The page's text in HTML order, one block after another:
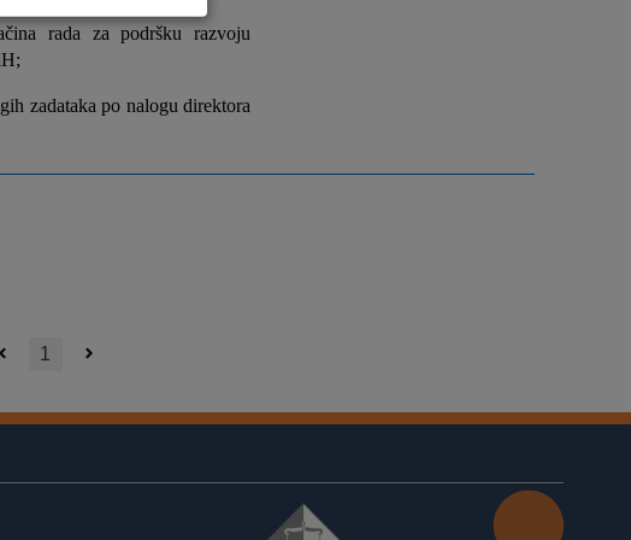
rada za podršku razvoju
zadataka po nalogu direktora
1